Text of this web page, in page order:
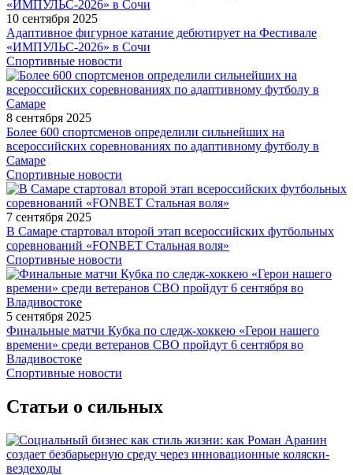
10 сентября 2025
Адаптивное фигурное катание дебютирует на Фестивале
«ИМПУЛЬС-2026» в Сочи
Спортивные новости
8 сентября 2025
Более 600 спортсменов определили сильнейших на
всероссийских соревнованиях по адаптивному футболу в
Самаре
Спортивные новости
7 сентября 2025
В Самаре стартовал второй этап всероссийских футбольных
соревнований «FONBET Стальная воля»
Спортивные новости
5 сентября 2025
Финальные матчи Кубка по следж-хоккею «Герои нашего
времени» среди ветеранов СВО пройдут 6 сентября во
Владивостоке
Спортивные новости
Статьи о сильных